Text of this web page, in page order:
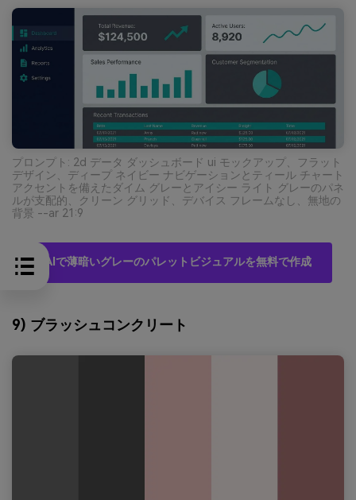
プロンプト: 2d データ ダッシュボード ui モックアップ、フラット
デザイン、ディープ ネイビー ナビゲーションとティール チャート
アクセントを備えたダイム グレーとアイシー ライト グレーのパネ
ルが支配的、クリーン グリッド、デバイス フレームなし、無地の
背景 --ar 21:9
AIで薄暗いグレーのパレットビジュアルを無料で作成
9) ブラッシュコンクリート